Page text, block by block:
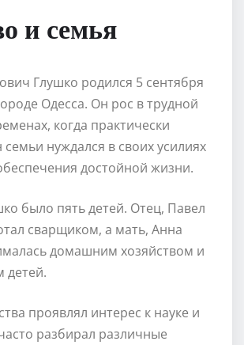
и семья
Глушко родился 5 сентября
Одесса. Он рос в трудной
когда практически
нуждался в своих усилиях
достойной жизни.
было пять детей. Отец, Павел
сварщиком, а мать, Анна
домашним хозяйством и
детей.
проявлял интерес к науке и
разбирал различные